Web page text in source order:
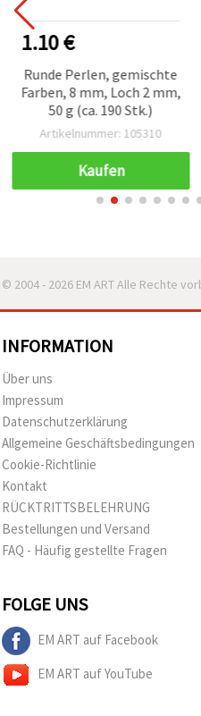
1.10 €
Runde Perlen, gemischte
Farben, 8 mm, Loch 2 mm,
50 g (ca. 190 Stk.)
Artikelnummer: 105310
Kaufen
© 2004 - 2026 EM ART Alle Rechte
INFORMATION
Über uns
Impressum
Datenschutzerklärung
Allgemeine Geschäftsbedingungen
Cookie-Richtlinie
Kontakt
RÜCKTRITTSBELEHRUNG
Bestellungen und Versand
FAQ - Häufig gestellte Fragen
FOLGE UNS
EM ART auf Facebook
EM ART auf YouTube